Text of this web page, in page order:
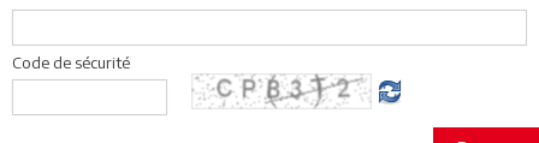
Code de sécurité